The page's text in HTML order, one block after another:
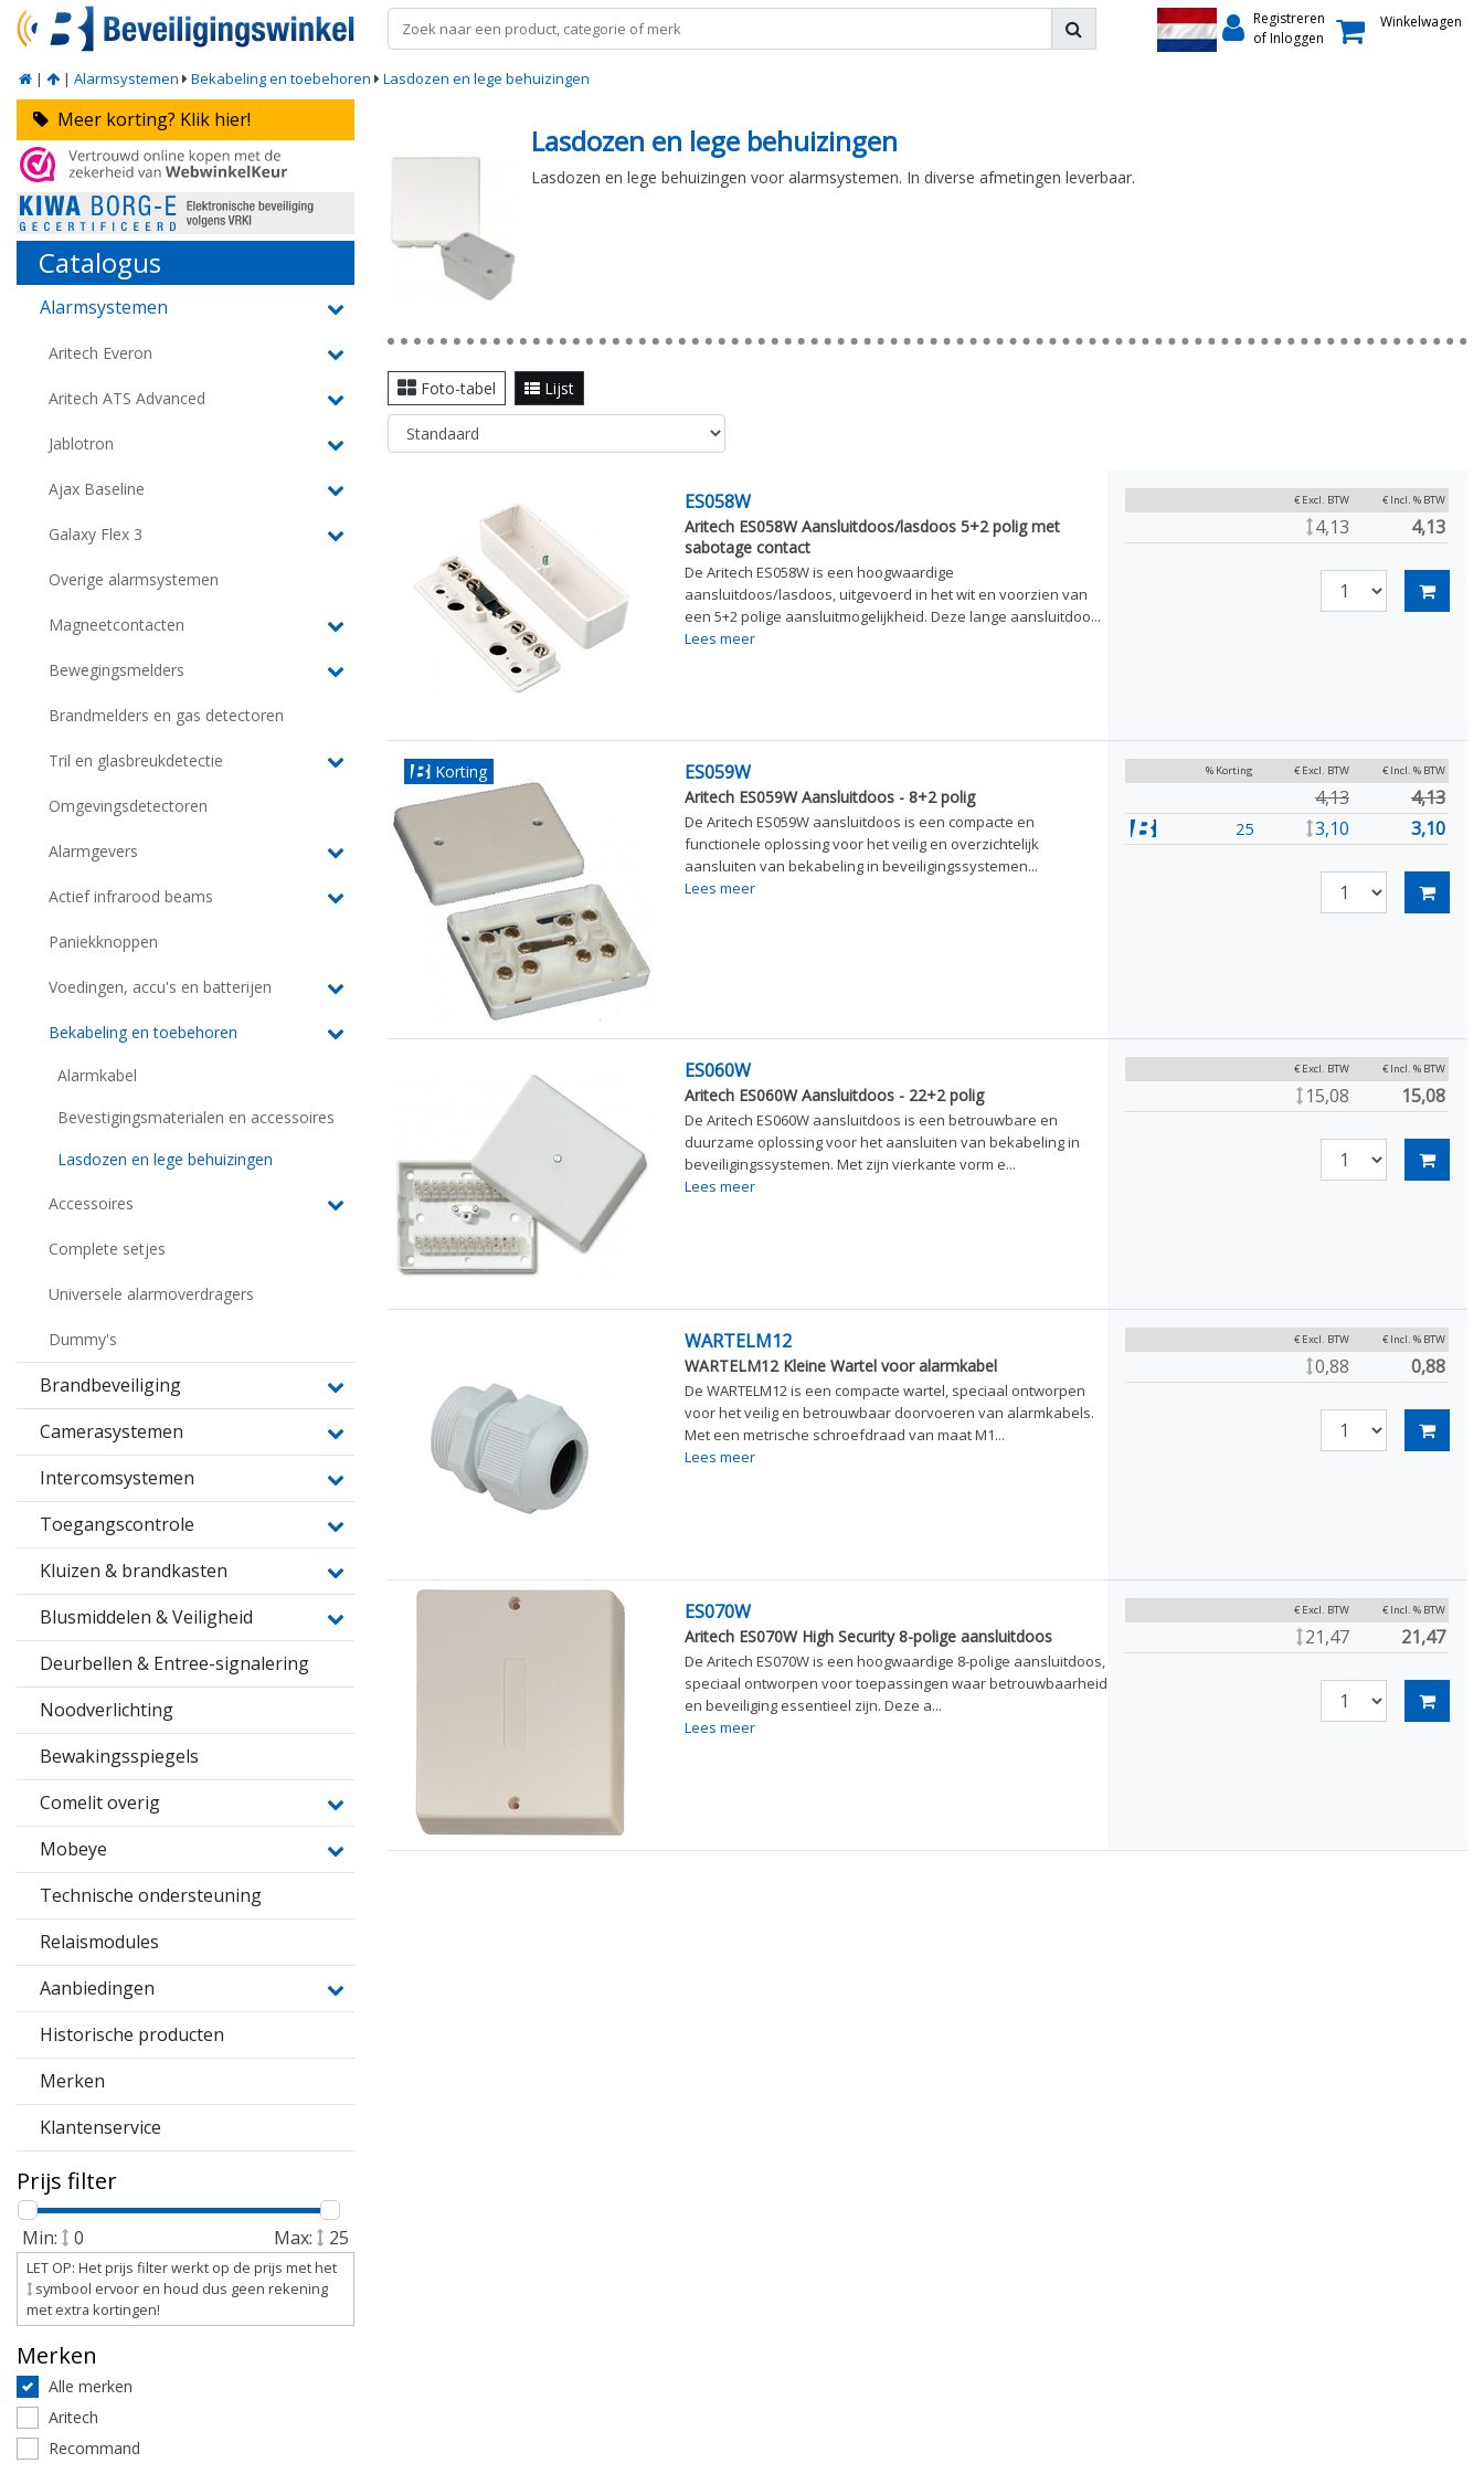
Registreren
of Inloggen
Winkelwagen
| | Alarmsystemen Bekabeling en toebehoren Lasdozen en lege behuizingen
Meer korting? Klik hier!
Catalogus
Alarmsystemen
Aritech Everon
Aritech ATS Advanced
Jablotron
Ajax Baseline
Galaxy Flex 3
Overige alarmsystemen
Magneetcontacten
Bewegingsmelders
Brandmelders en gas detectoren
Tril en glasbreukdetectie
Omgevingsdetectoren
Alarmgevers
Actief infrarood beams
Paniekknoppen
Voedingen, accu's en batterijen
Bekabeling en toebehoren
Alarmkabel
Bevestigingsmaterialen en accessoires
Lasdozen en lege behuizingen
Accessoires
Complete setjes
Universele alarmoverdragers
Dummy's
Brandbeveiliging
Camerasystemen
Intercomsystemen
Toegangscontrole
Kluizen & brandkasten
Blusmiddelen & Veiligheid
Deurbellen & Entree-signalering
Noodverlichting
Bewakingsspiegels
Comelit overig
Mobeye
Technische ondersteuning
Relaismodules
Aanbiedingen
Historische producten
Merken
Klantenservice
Prijs filter
Min: 0 Max: 25
LET OP: Het prijs filter werkt op de prijs met het
symbool ervoor en houd dus geen rekening
met extra kortingen!
Merken
Alle merken
Aritech
Recommand
Lasdozen en lege behuizingen
Lasdozen en lege behuizingen voor alarmsystemen. In diverse afmetingen leverbaar.
Foto-tabel Lijst
ES058W
Aritech ES058W Aansluitdoos/lasdoos 5+2 polig met
sabotage contact
De Aritech ES058W is een hoogwaardige
aansluitdoos/lasdoos, uitgevoerd in het wit en voorzien van
een 5+2 polige aansluitmogelijkheid. Deze lange aansluitdoo...
Lees meer
€ Excl. BTW € Incl. % BTW
4,13 4,13
Korting ES059W
Aritech ES059W Aansluitdoos - 8+2 polig
De Aritech ES059W aansluitdoos is een compacte en
functionele oplossing voor het veilig en overzichtelijk
aansluiten van bekabeling in beveiligingssystemen...
Lees meer
% Korting € Excl. BTW € Incl. % BTW
4,13 4,13
25 3,10 3,10
ES060W
Aritech ES060W Aansluitdoos - 22+2 polig
De Aritech ES060W aansluitdoos is een betrouwbare en
duurzame oplossing voor het aansluiten van bekabeling in
beveiligingssystemen. Met zijn vierkante vorm e...
Lees meer
€ Excl. BTW € Incl. % BTW
15,08 15,08
WARTELM12
WARTELM12 Kleine Wartel voor alarmkabel
De WARTELM12 is een compacte wartel, speciaal ontworpen
voor het veilig en betrouwbaar doorvoeren van alarmkabels.
Met een metrische schroefdraad van maat M1...
Lees meer
€ Excl. BTW € Incl. % BTW
0,88 0,88
ES070W
Aritech ES070W High Security 8-polige aansluitdoos
De Aritech ES070W is een hoogwaardige 8-polige aansluitdoos,
speciaal ontworpen voor toepassingen waar betrouwbaarheid
en beveiliging essentieel zijn. Deze a...
Lees meer
€ Excl. BTW € Incl. % BTW
21,47 21,47